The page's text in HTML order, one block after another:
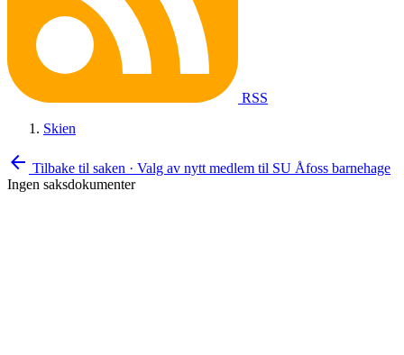
RSS
Skien
arrow_back Tilbake til saken · Valg av nytt medlem til SU Åfoss barnehage
Ingen saksdokumenter